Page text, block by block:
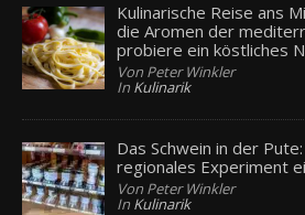
Kulinarische Reise ans
die Aromen der
probiere ein köstliches
Von Peter Winkler
In Kulinarik
Das Schwein in der
regionales Experiment
Von Peter Winkler
In Kulinarik